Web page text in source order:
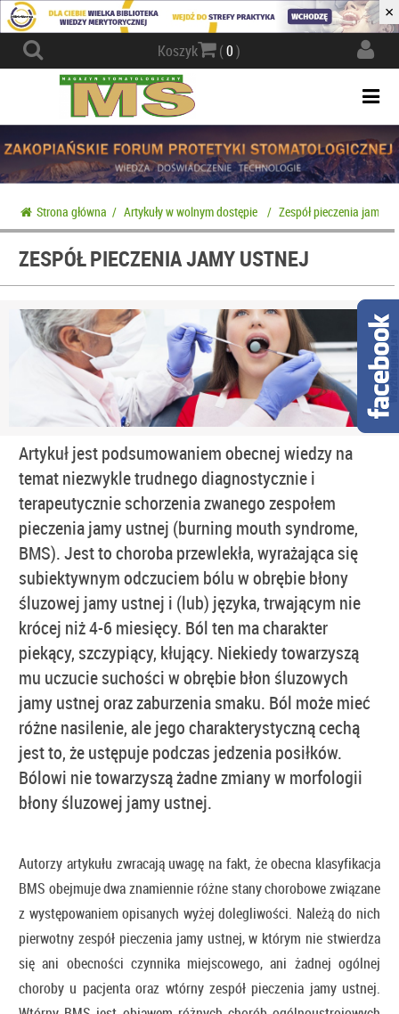
×
Koszyk (0)
Strona główna / Artykuły w wolnym dostępie / Zespół pieczenia jamy
ZESPÓŁ PIECZENIA JAMY USTNEJ
Artykuł jest podsumowaniem obecnej wiedzy na
temat niezwykle trudnego diagnostycznie i
terapeutycznie schorzenia zwanego zespołem
pieczenia jamy ustnej (burning mouth syndrome,
BMS). Jest to choroba przewlekła, wyrażająca się
subiektywnym odczuciem bólu w obrębie błony
śluzowej jamy ustnej i (lub) języka, trwającym nie
krócej niż 4-6 miesięcy. Ból ten ma charakter
piekący, szczypiący, kłujący. Niekiedy towarzyszą
mu uczucie suchości w obrębie błon śluzowych
jamy ustnej oraz zaburzenia smaku. Ból może mieć
różne nasilenie, ale jego charakterystyczną cechą
jest to, że ustępuje podczas jedzenia posiłków.
Bólowi nie towarzyszą żadne zmiany w morfologii
błony śluzowej jamy ustnej.
Autorzy artykułu zwracają uwagę na fakt, że obecna klasyfikacja
BMS obejmuje dwa znamiennie różne stany chorobowe związane
z występowaniem opisanych wyżej dolegliwości. Należą do nich
pierwotny zespół pieczenia jamy ustnej, w którym nie stwierdza
się ani obecności czynnika miejscowego, ani żadnej ogólnej
choroby u pacjenta oraz wtórny zespół pieczenia jamy ustnej.